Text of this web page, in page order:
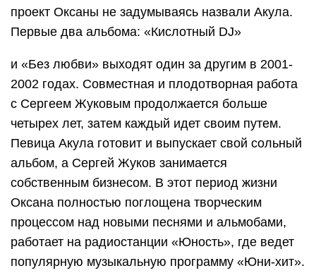
проект Оксаны не задумываясь назвали Акула.
Первые два альбома: «Кислотный DJ»
и «Без любви» выходят один за другим в 2001-
2002 годах. Совместная и плодотворная работа
с Сергеем Жуковым продолжается больше
четырех лет, затем каждый идет своим путем.
Певица Акула готовит и выпускает свой сольный
альбом, а Сергей Жуков занимается
собственным бизнесом. В этот период жизни
Оксана полностью поглощена творческим
процессом над новыми песнями и альмобами,
работает на радиостанции «Юность», где ведет
популярную музыкальную программу «Юни-хит».